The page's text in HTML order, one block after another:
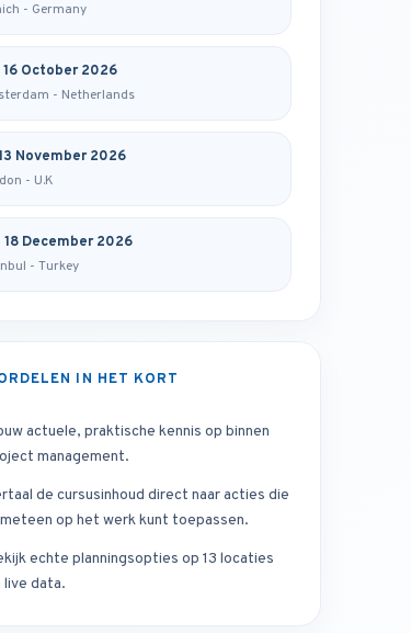
- Germany
16 October 2026
- Netherlands
November 2026
- U.K
18 December 2026
- Turkey
IN HET KORT
actuele, praktische kennis op binnen
management.
de cursusinhoud direct naar acties die
op het werk kunt toepassen.
echte planningsopties op 13 locaties
live data.